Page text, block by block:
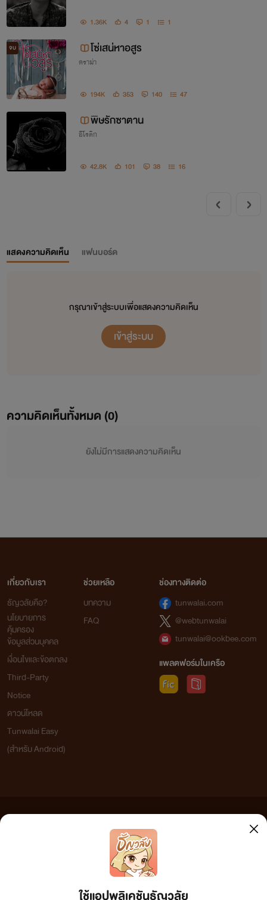
1.36K 4 1 1
จบ โซ่เสน่หาอสูร
ดราม่า
194K 353 140 47
พิษรักซาตาน
อีโรติก
42.8K 101 38 16
แสดงความคิดเห็น แฟนบอร์ด
กรุณาเข้าสู่ระบบเพื่อแสดงความคิดเห็น
เข้าสู่ระบบ
ความคิดเห็นทั้งหมด (0)
ยังไม่มีการแสดงความคิดเห็น
ใช้แอปพลิเคชันธัญวลัย
เกี่ยวกับเรา
ธัญวลัยคือ?
นโยบายการ
คุ้มครอง
ข้อมูลส่วนบุคคล
เงื่อนไขและข้อตกลง
Third-Party
Notice
ดาวน์โหลด
Tunwalai Easy
(สำหรับ Android)
ช่วยเหลือ
บทความ
FAQ
ช่องทางติดต่อ
tunwalai.com
@webtunwalai
tunwalai@ookbee.com
แพลตฟอร์มในเครือ
เว็บไซต์แห่งนี้ไม่ได้เห็นด้วยและไม่ขอรับผิดชอบต่อข้อความใดๆ ทั้งสิ้น ดังนั้นผู้อ่านทุกท่านโปรดใช้
วิจารณญาณในการกลั่นกรองด้วยตนเอง และหากท่านพบข้อความใดๆ ที่ขัดต่อกฎหมายและศีลธรรม
กรุณาแจ้งมาที่ tunwalai@ookbee.com เพื่อทีมงานจะได้ดำเนินการในทันที ทั้งนี้ ทางเว็บไซต์ขอสงวน
ลิขสิทธิ์ตามพระราชบัญญัติลิขสิทธิ์ (ฉบับเพิ่มเติม) พ.ศ.2558